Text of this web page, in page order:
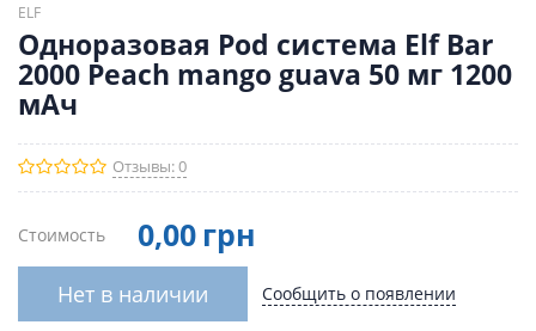
ELF
Одноразовая Pod система Elf Bar
2000 Peach mango guava 50 мг 1200
мАч
Отзывы: 0
Стоимость 0,00 грн
Нет в наличии Сообщить о появлении